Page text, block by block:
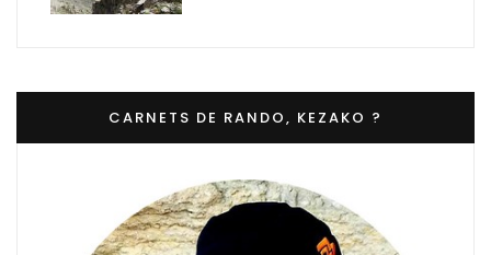
CARNETS DE RANDO, KEZAKO ?